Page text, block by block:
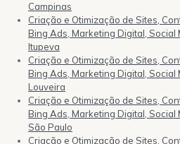
Campinas
Criação e Otimização de Sites,
Bing Ads, Marketing Digital,
Itupeva
Criação e Otimização de Sites,
Bing Ads, Marketing Digital,
Louveira
Criação e Otimização de Sites,
Bing Ads, Marketing Digital,
São Paulo
Criação e Otimização de Sites,